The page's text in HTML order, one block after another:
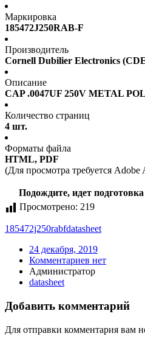
Маркировка
185472J250RAB-F
Производитель
Cornell Dubilier Electronics
Описание
CAP .0047UF 250V METAL
Количество страниц
4 шт.
Форматы файла
HTML, PDF
(Для просмотра требуется Adobe
Подождите, идет
Просмотрено: 219
185472j250rabfdatasheet
24 декабря, 2019
Комментариев нет
Администратор
datasheet
Добавить комментарий
Для отправки комментария вам